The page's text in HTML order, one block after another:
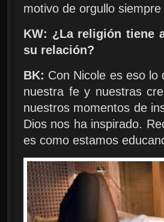
motivo de orgullo
KW: ¿La religión tiene
su relación?
BK: Con Nicole es eso
nuestra fe y nuestras
nuestros momentos de
Dios nos ha inspirado.
es como estamos